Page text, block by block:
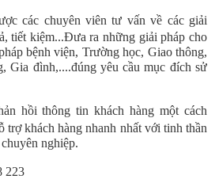
các chuyên viên tư vấn về các giải
tiết kiệm...Đưa ra những giải pháp cho
bệnh viện, Trường học, Giao thông,
Gia đình,....đúng yêu cầu mục đích sử
hồi thông tin khách hàng một cách
trợ khách hàng nhanh nhất với tinh thần
nghiệp.
223